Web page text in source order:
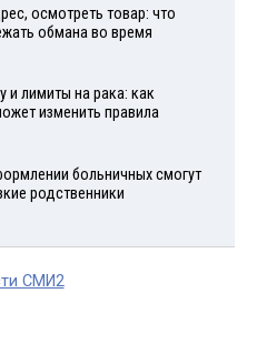
осмотреть товар: что
обмана во время
и лимиты на рака: как
изменить правила
больничных смогут
родственники
СМИ2